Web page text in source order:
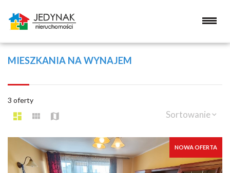
MIESZKANIA NA WYNAJEM
3 oferty
Sortowanie
NOWA OFERTA